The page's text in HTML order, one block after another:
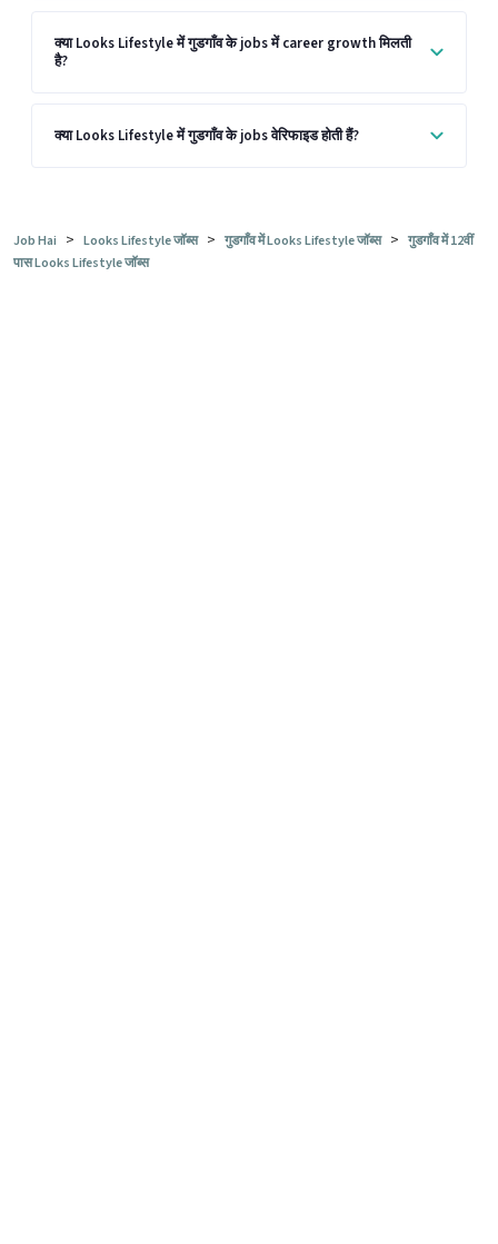
क्या Looks Lifestyle में गुडगाँव के jobs में career growth मिलती
है?
क्या Looks Lifestyle में गुडगाँव के jobs वेरिफाइड होती हैं?
Job Hai > Looks Lifestyle जॉब्स > गुडगाँव में Looks Lifestyle जॉब्स > गुडगाँव में 12वीं
पास Looks Lifestyle जॉब्स